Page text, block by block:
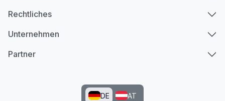
Rechtliches
Unternehmen
Partner
DE AT